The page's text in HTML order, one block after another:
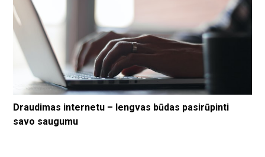
Draudimas internetu – lengvas būdas pasirūpinti
savo saugumu